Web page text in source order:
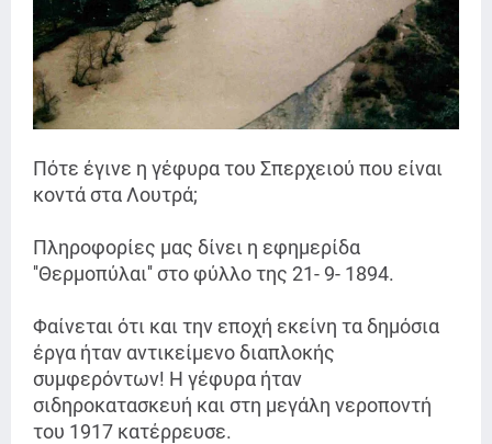
Πότε έγινε η γέφυρα του Σπερχειού που είναι
κοντά στα Λουτρά;
Πληροφορίες μας δίνει η εφημερίδα
''Θερμοπύλαι'' στο φύλλο της 21- 9- 1894.
Φαίνεται ότι και την εποχή εκείνη τα δημόσια
έργα ήταν αντικείμενο διαπλοκής
συμφερόντων! Η γέφυρα ήταν
σιδηροκατασκευή και στη μεγάλη νεροποντή
του 1917 κατέρρευσε.